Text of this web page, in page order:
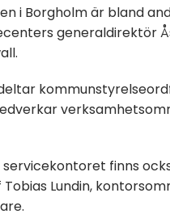
i Borgholm är bland
generaldirektör
servicekontoret finns
Lundin,